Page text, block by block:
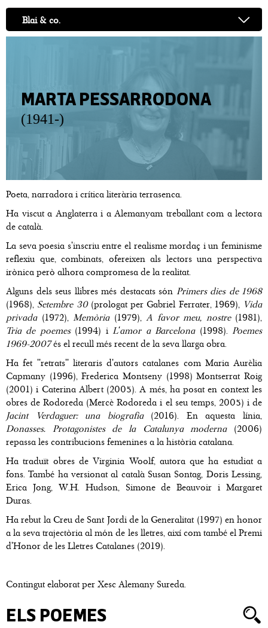
Blai & co.
MARTA PESSARRODONA
(1941-)
Poeta, narradora i crítica literària terrasenca.
Ha viscut a Anglaterra i a Alemanyam treballant com a lectora
de català.
La seva poesia s'inscriu entre el realisme mordaç i un feminisme
reflexiu que, combinats, ofereixen als lectors una perspectiva
irònica però alhora compromesa de la realitat.
Alguns dels seus llibres més destacats són Primers dies de 1968
(1968), Setembre 30(prologat per Gabriel Ferrater, 1969), Vida
privada(1972), Memòria(1979), A favor meu, nostre(1981),
Tria de poemes(1994) iL'amor a Barcelona(1998).Poemes
1969-2007és el recull més recent de la seva llarga obra.
Ha fet ''retrats'' literaris d'autors catalanes com Maria Aurèlia
Capmany (1996), Frederica Montseny (1998) Montserrat Roig
(2001) i Caterina Albert (2005). A més, ha posat en context les
obres de Rodoreda (Mercè Rodoreda i el seu temps, 2005) i de
Jacint Verdaguer: una biografia (2016). En aquesta línia,
Donasses. Protagonistes de la Catalunya moderna (2006)
repassa les contribucions femenines a la història catalana.
Ha traduït obres de Virginia Woolf, autora que ha estudiat a
fons. També ha versionat al català Susan Sontag, Doris Lessing,
Erica Jong, W.H. Hudson, Simone de Beauvoir i Margaret
Duras.
Ha rebut la Creu de Sant Jordi de la Generalitat (1997) en honor
a la seva trajectòria al món de les lletres, així com també el Premi
d'Honor de les Lletres Catalanes (2019).
Contingut elaborat per Xesc Alemany Sureda.
ELS POEMES